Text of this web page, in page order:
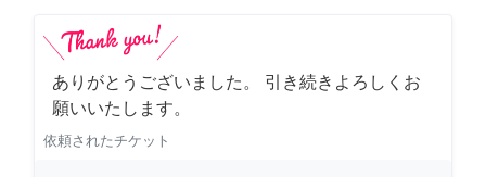
ありがとうございました。 引き続きよろしくお
願いいたします。
依頼されたチケット